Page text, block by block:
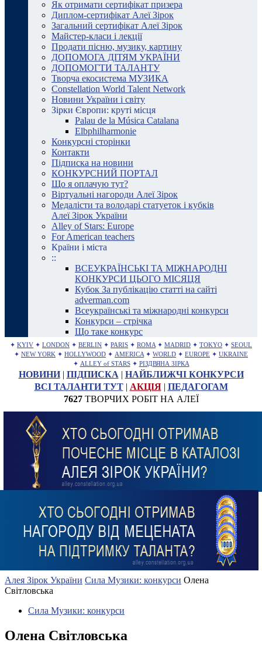
Як отримати сертифікат призера
Диплом-сертифікат Алеї Зірок
Загальний сертифікат Алеї Зірок
Майстер-класи і лекції
Продати пісню, музику, картину
ДОПОМОГА ДІТЯМ УКРАЇНИ
ДОПОМОГТИ ТАЛАНТУ
Творча екосистема МУЗИКА
Constellation World Talent Network
Новини України і світу
Зірки Європи: круті місця
Palau de la Música Catalana
Elbphilharmonie
Конкурсні сторінки
Контакти
Підписка на новини
КОНКУРСНИЙ ПОРТАЛ
Що я оплачую тут?
Віртуальні нагороди Алеї Зірок
Медалісти та володарі статуеток і кубків
Алеї Зірок України
Alley of Stars: Europe
For American teachers
Країни і міста
::
ВСЕУКРАЇНСЬКІ ТА МІЖНАРОДНІ
КОНКУРСИ ЦЬОГО МІСЯЦЯ
Кубок За публікацію статті на сайті
adverman.com
Всеукраїнські та міжнародні конкурси
Конкурси – стрічка
Що таке конкурс
✦ KYIV ✦ LONDON ✦ BERLIN ✦ PARIS ✦ ROMA ✦ MADRID ✦ TOKYO ✦ SEOUL
✦ NEW YORK ✦ HOLLYWOOD ✦ AMERICA ✦ WORLD ✦ EUROPE ✦ UKRAINE
✦ ALLEY of STARS ✦ РІЗДВЯНА ЗІРКА
НОВИНИ| ПІДПИСКА | НАЙБЛИЖЧІ КОНКУРСИ
ВСІ ТАЛАНТИ ТУТ| АКЦІЯ| ПЕДАГОГАМ
7627ТВОРЧИХ РОБІТ НА АЛЕЇ
Алея Зірок України Сила Музики: конкурси Олена
Світловська
Сила Музики: конкурси
Олена Світловська